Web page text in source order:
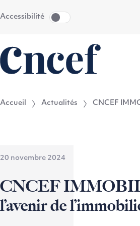
Accessibilité
Accueil Actualités CNCEF
20 novembre 2024
CNCEF
l’avenir de